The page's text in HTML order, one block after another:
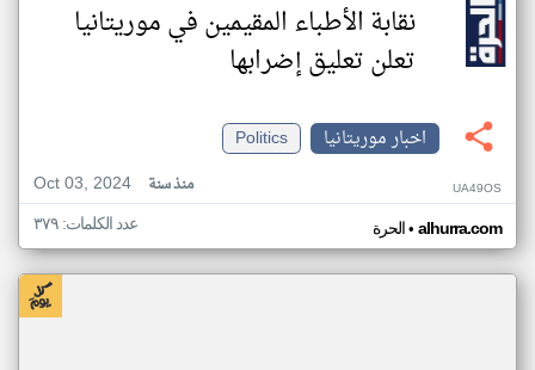
نقابة الأطباء المقيمين في موريتانيا
تعلن تعليق إضرابها
اخبار موريتانيا
Politics
Oct 03, 2024
منذ سنة UA49OS
الحرة• alhurra.com عدد الكلمات: ٣٧٩